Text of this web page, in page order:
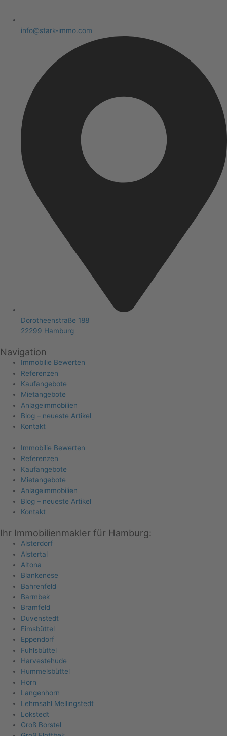
info@stark-immo.com
Dorotheenstraße 188
22299 Hamburg
Navigation
Immobilie Bewerten
Referenzen
Kaufangebote
Mietangebote
Anlageimmobilien
Blog – neueste Artikel
Kontakt
Immobilie Bewerten
Referenzen
Kaufangebote
Mietangebote
Anlageimmobilien
Blog – neueste Artikel
Kontakt
Ihr Immobilienmakler für Hamburg:
Alsterdorf
Alstertal
Altona
Blankenese
Bahrenfeld
Barmbek
Bramfeld
Duvenstedt
Eimsbüttel
Eppendorf
Fuhlsbüttel
Harvestehude
Hummelsbüttel
Horn
Langenhorn
Lehmsahl Mellingstedt
Lokstedt
Groß Borstel